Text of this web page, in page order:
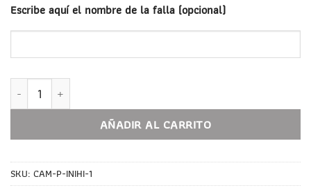
Escribe aquí el nombre de la falla (opcional)
Camiseta con Inicial PERSONALIZABLE Hierbas cantidad
AÑADIR AL CARRITO
SKU: CAM-P-INIHI-1